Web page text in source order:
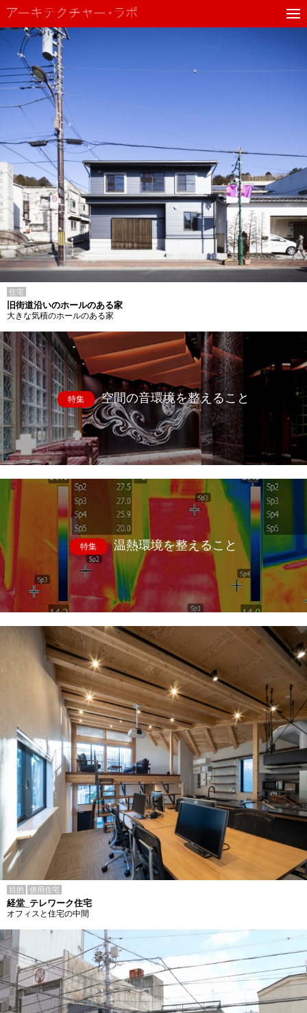
住宅
旧街道沿いのホールのある家
大きな気積のホールのある家
特集 空間の音環境を整えること
特集 温熱環境を整えること
目的 併用住宅
経堂_テレワーク住宅
オフィスと住宅の中間